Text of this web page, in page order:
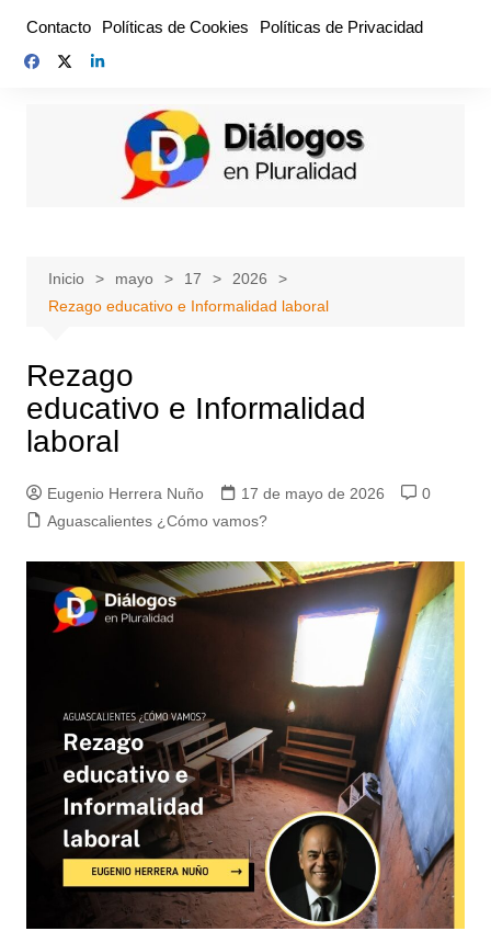
contenido
Contacto Políticas de Cookies Políticas de Privacidad
Inicio mayo 17
2026
Rezago educativo e Informalidad laboral
Rezago
educativo e Informalidad
laboral
Eugenio Herrera Nuño 17 de mayo de 2026
0
Aguascalientes ¿Cómo vamos?